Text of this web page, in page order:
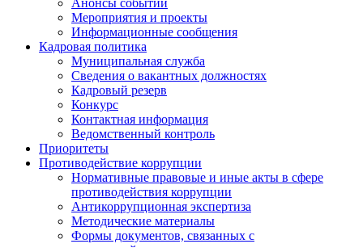
Анонсы событий
Мероприятия и проекты
Информационные сообщения
Кадровая политика
Муниципальная служба
Сведения о вакантных должностях
Кадровый резерв
Конкурс
Контактная информация
Ведомственный контроль
Приоритеты
Противодействие коррупции
Нормативные правовые и иные акты в сфере
противодействия коррупции
Антикоррупционная экспертиза
Методические материалы
Формы документов, связанных с